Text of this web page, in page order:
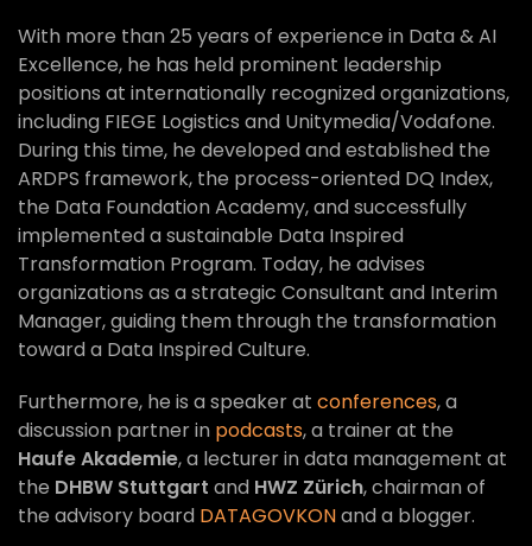
With more than 25 years of experience in Data & AI
Excellence, he has held prominent leadership
positions at internationally recognized organizations,
including FIEGE Logistics and Unitymedia/Vodafone.
During this time, he developed and established the
ARDPS framework, the process-oriented DQ Index,
the Data Foundation Academy, and successfully
implemented a sustainable Data Inspired
Transformation Program. Today, he advises
organizations as a strategic Consultant and Interim
Manager, guiding them through the transformation
toward a Data Inspired Culture.
Furthermore, he is a speaker at conferences, a
discussion partner in podcasts, a trainer at the
Haufe Akademie, a lecturer in data management at
the DHBW Stuttgart and HWZ Zürich, chairman of
the advisory board DATAGOVKONand a blogger.